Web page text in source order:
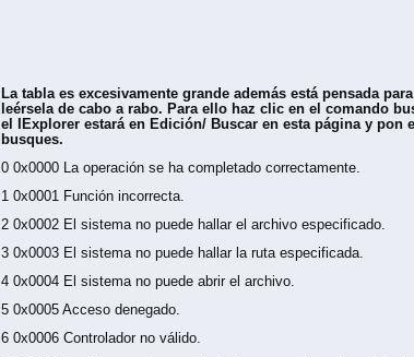
La tabla es excesivamente grande además está pensada
leérsela de cabo a rabo. Para ello haz clic en el comando
el IExplorer estará en Edición/ Buscar en esta página y pon
busques.
0 0x0000 La operación se ha completado correctamente.
1 0x0001 Función incorrecta.
2 0x0002 El sistema no puede hallar el archivo especificado.
3 0x0003 El sistema no puede hallar la ruta especificada.
4 0x0004 El sistema no puede abrir el archivo.
5 0x0005 Acceso denegado.
6 0x0006 Controlador no válido.